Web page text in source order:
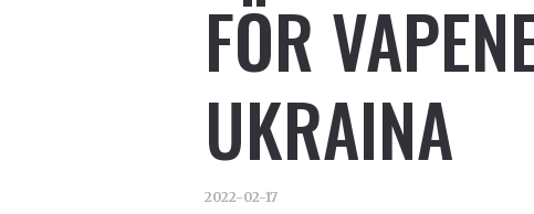
FÖR
UKRAINA
2022-02-17